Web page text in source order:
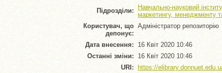
Підрозділи:
Навчально-науковий
маркетингу, менеджменту
Користувач, що
депонує:
Адміністратор репозиторію
Дата внесення: 16 Квіт 2020 10:46
Останні зміни: 16 Квіт 2020 10:46
URI:
https://